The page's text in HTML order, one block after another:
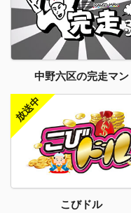
中野六区の完走マン
こびドル